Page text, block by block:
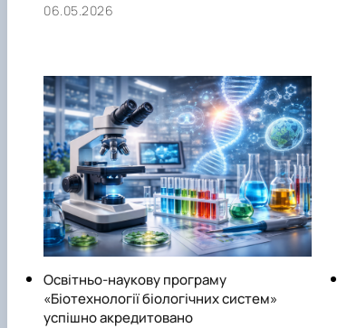
06.05.2026
Освітньо-наукову програму
«Біотехнології біологічних систем»
успішно акредитовано